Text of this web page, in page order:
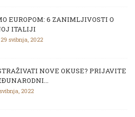
EUROPOM: 6 ZANIMLJIVOSTI O
ITALIJI
29 svibnja, 2022
NOVE OKUSE? PRIJAVITE
2022